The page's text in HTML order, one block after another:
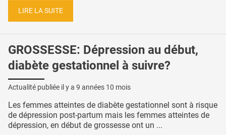
LIRE LA SUITE
GROSSESSE: Dépression au début,
diabète gestationnel à suivre?
Actualité publiée il y a 9 années 10 mois
Les femmes atteintes de diabète gestationnel sont à risque
de dépression post-partum mais les femmes atteintes de
dépression, en début de grossesse ont un ...